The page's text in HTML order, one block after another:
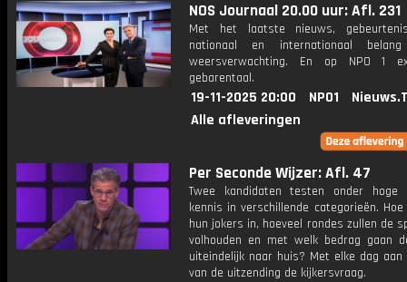
NOS Journaal 20.00 uur: Afl. 231
Met het laatste nieuws,
nationaal en internationaal
weersverwachting. En op NPO 1
gebarentaal.
19-11-2025 20:00 NPO1
Alle afleveringen
Per Seconde Wijzer: Afl. 47
Twee kandidaten testen onder hoge
kennis in verschillende categorieën.
hun jokers in, hoeveel rondes zullen de
volhouden en met welk bedrag gaan
uiteindelijk naar huis? Met elke dag
van de uitzending de kijkersvraag.